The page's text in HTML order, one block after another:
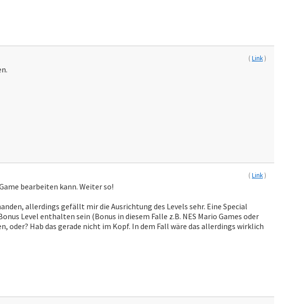
(Link)
(Link)
bearbeiten kann. Weiter so!
allerdings gefällt mir die Ausrichtung des Levels sehr. Eine Special
Level enthalten sein (Bonus in diesem Falle z.B. NES Mario Games oder
Hab das gerade nicht im Kopf. In dem Fall wäre das allerdings wirklich